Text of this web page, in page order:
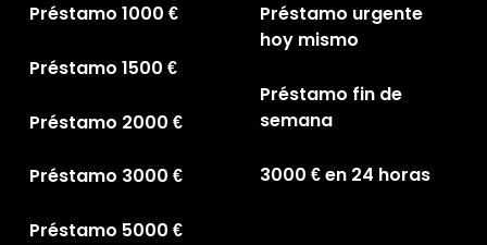
Préstamo 1000 €
Préstamo 1500 €
Préstamo 2000 €
Préstamo 3000 €
Préstamo 5000 €
Préstamo urgente
hoy mismo
Préstamo fin de
semana
3000 € en 24 horas